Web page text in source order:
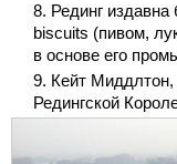
Рединг
biscuits (пивом,
в основе его
Кейт Миддлтон,
Редингской